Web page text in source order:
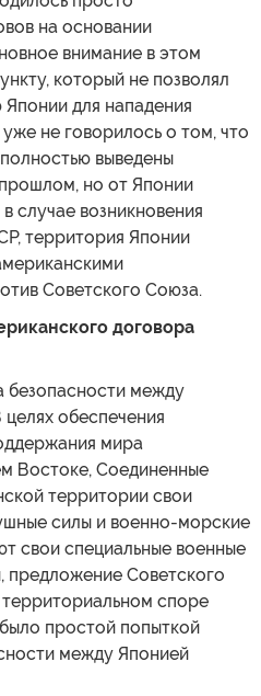
на основании
внимание в этом
который не позволял
для нападения
не говорилось о том, что
выведены
но от Японии
случае возникновения
территория Японии
Советского Союза.
договора
безопасности между
обеспечения
мира
Востоке, Соединенные
территории свои
силы и военно-морские
свои специальные военные
Советского
споре
простой попыткой
между Японией